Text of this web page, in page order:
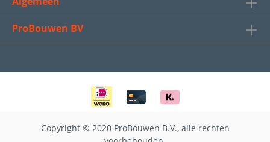
ProBouwen BV
Copyright © 2020 ProBouwen B.V., alle rechten